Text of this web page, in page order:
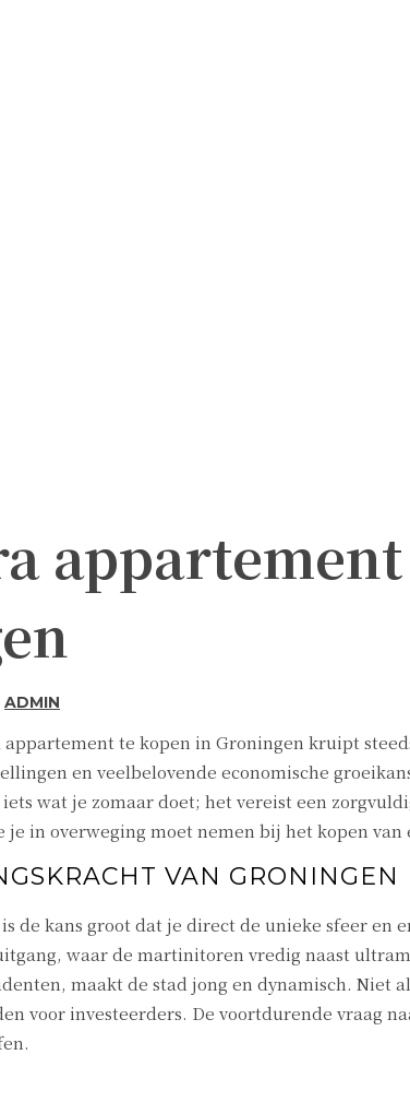
ADMIN
appartement te kopen in Groningen kruipt
en veelbelovende economische
wat je zomaar doet; het vereist een
je in overweging moet nemen bij het kopen
VAN GRONINGEN
de kans groot dat je direct de unieke sfeer
waar de martinitoren vredig naast
maakt de stad jong en dynamisch.
voor investeerders. De voortdurende vraag